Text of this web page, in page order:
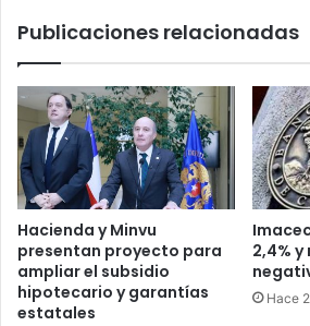
Publicaciones relacionadas
Hacienda y Minvu
presentan proyecto para
ampliar el subsidio
hipotecario y garantías
estatales
2,4%
Hace